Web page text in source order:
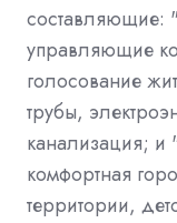
управляющие
голосование
трубы,
канализация; и
комфортная
территории,